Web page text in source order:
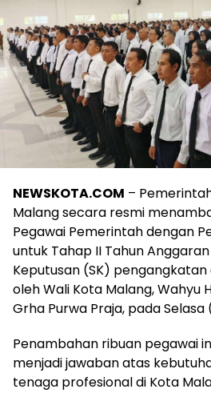
NEWSKOTA.COM –
Malang secara resmi
Pegawai Pemerintah dengan
untuk Tahap II Tahun
Keputusan (SK)
oleh Wali Kota Malang, Wahyu
Grha Purwa Praja, pada
Penambahan ribuan pegawai
menjadi jawaban atas
tenaga profesional di Kota